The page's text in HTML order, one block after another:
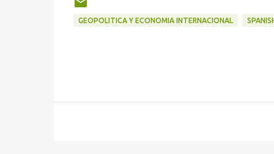
GEOPOLITICA Y ECONOMIA INTERNACIONAL